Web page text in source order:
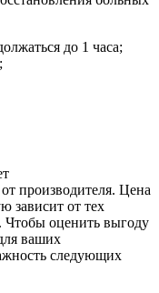
до 1 часа;
производителя. Цена
зависит от тех
Чтобы оценить выгоду
ваших
следующих